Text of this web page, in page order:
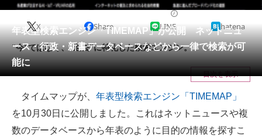
動物 リサーチ
会員記事
メディア
注目記事を集めた総合ページ
ITの今と未来を見通す
スマホと通信の最新トレンド
年表型検索エンジン「TIMEMAP」が公開 ネットニュ
ース・行政・新書データベースなどから一律で検索が可
能に
X Share LINE hatena
“今”ではなく、“過去”に特化した検索エンジン。
目次を表示
タイムマップが、 年表型検索エンジン「TIMEMAP」
を10月30日に公開しました。これはネットニュースや複
数のデータベースから年表のように目的の情報を探すこ